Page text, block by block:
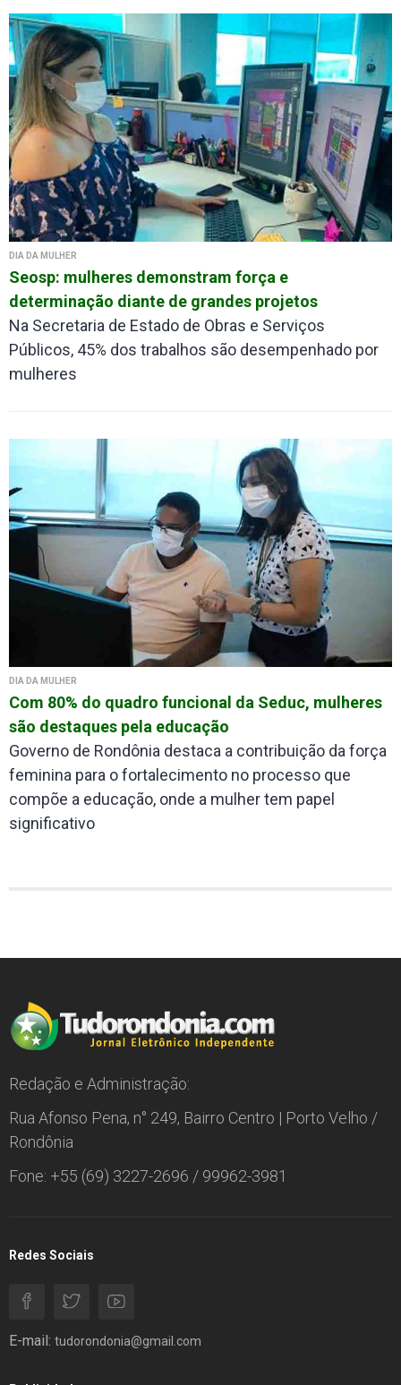
DIA DA MULHER
Seosp: mulheres demonstram força e
determinação diante de grandes projetos
Na Secretaria de Estado de Obras e Serviços
Públicos, 45% dos trabalhos são desempenhado por
mulheres
DIA DA MULHER
Com 80% do quadro funcional da Seduc, mulheres
são destaques pela educação
Governo de Rondônia destaca a contribuição da força
feminina para o fortalecimento no processo que
compõe a educação, onde a mulher tem papel
significativo
Redação e Administração:
Rua Afonso Pena, n° 249, Bairro Centro | Porto Velho /
Rondônia
Fone: +55 (69) 3227-2696 / 99962-3981
Redes Sociais
E-mail: tudorondonia@gmail.com